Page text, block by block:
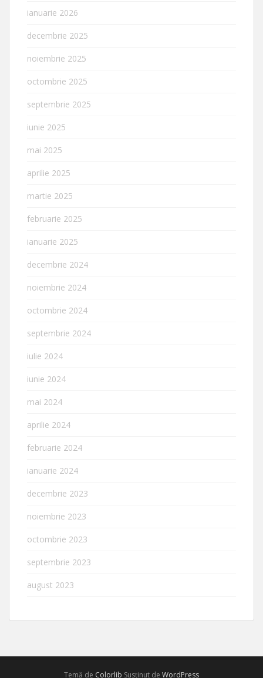
ianuarie 2026
decembrie 2025
noiembrie 2025
octombrie 2025
septembrie 2025
iunie 2025
mai 2025
aprilie 2025
martie 2025
februarie 2025
ianuarie 2025
decembrie 2024
noiembrie 2024
octombrie 2024
septembrie 2024
iulie 2024
iunie 2024
mai 2024
aprilie 2024
februarie 2024
ianuarie 2024
decembrie 2023
noiembrie 2023
octombrie 2023
septembrie 2023
august 2023
Temă de Colorlib Susținut de WordPress